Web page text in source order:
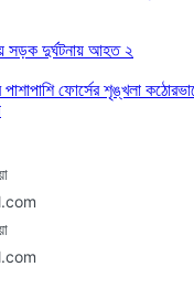
সড়ক দুর্ঘটনায় আহত ২
পাশাপাশি ফোর্সের শৃঙ্খলা